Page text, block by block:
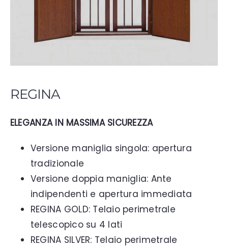
REGINA
ELEGANZA IN MASSIMA SICUREZZA
Versione maniglia singola: apertura
tradizionale
Versione doppia maniglia: Ante
indipendenti e apertura immediata
REGINA GOLD: Telaio perimetrale
telescopico su 4 lati
REGINA SILVER: Telaio perimetrale